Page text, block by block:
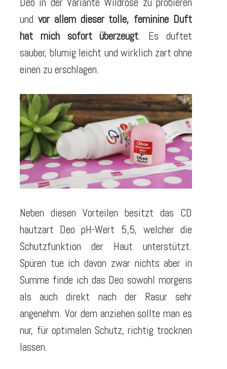
und vor allem dieser tolle, feminine Duft
hat mich sofort überzeugt. Es duftet
sauber, blumig leicht und wirklich zart ohne
einen zu erschlagen.
Neben diesen Vorteilen besitzt das CD
hautzart Deo pH-Wert 5,5, welcher die
Schutzfunktion der Haut unterstützt.
Spüren tue ich davon zwar nichts aber in
Summe finde ich das Deo sowohl morgens
als auch direkt nach der Rasur sehr
angenehm. Vor dem anziehen sollte man es
nur, für optimalen Schutz, richtig trocknen
lassen.